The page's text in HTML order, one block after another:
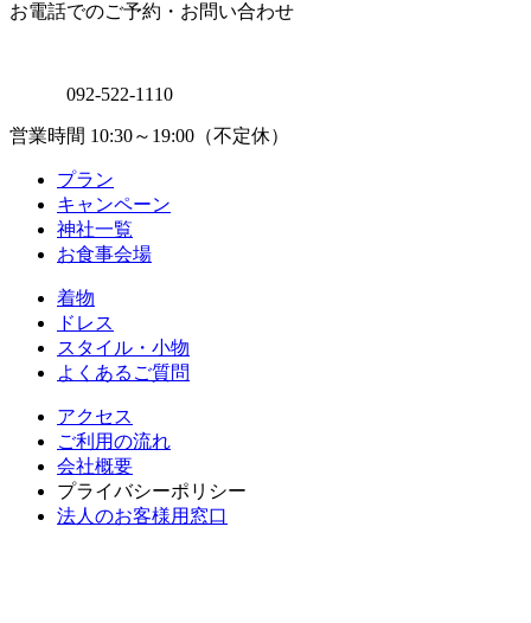
お電話でのご予約・お問い合わせ
092-522-1110
営業時間 10:30～19:00（不定休）
プラン
キャンペーン
神社一覧
お食事会場
着物
ドレス
スタイル・小物
よくあるご質問
アクセス
ご利用の流れ
会社概要
プライバシーポリシー
法人のお客様用窓口